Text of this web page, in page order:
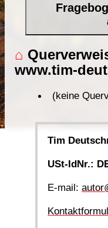
⌂
www.tim-
(keine
Tim
USt-IdNr.:
E-mail: